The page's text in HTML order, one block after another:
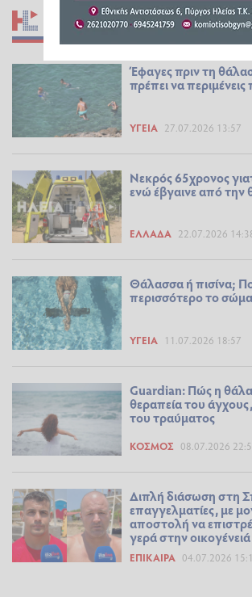
ΣΧΕΤΙΚΆ
Έφαγες πριν τη
πρέπει να περιμένεις
ΥΓΕΊΑ 27.07.2026 13:57
Νεκρός 65χρονος
ενώ έβγαινε από την
ΕΛΛΆΔΑ 22.07.2026
Θάλασσα ή πισίνα;
περισσότερο το
ΥΓΕΊΑ 11.07.2026 18:57
Guardian: Πώς η
θεραπεία του
του τραύματος
ΚΌΣΜΟΣ 08.07.2026
Διπλή διάσωση στη
επαγγελματίες, με
αποστολή να
γερά στην
ΕΠΊΚΑΙΡΑ 04.07.2026